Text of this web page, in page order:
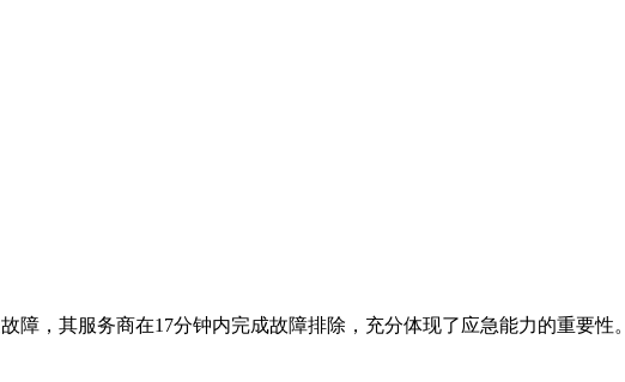
障，其服务商在17分钟内完成故障排除，充分体现了应急能力的重要性。